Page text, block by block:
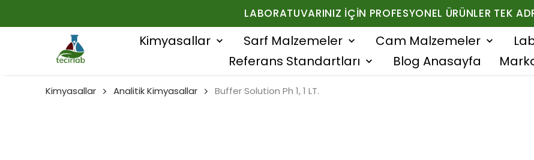
LABORATUVARINIZ İÇIN PROFESYONEL ÜRÜNLER TEK
Kimyasallar Sarf Malzemeler Cam Malzemeler
Referans Standartları
Blog Anasayfa
Kimyasallar Analitik Kimyasallar Buffer Solution Ph 1, 1 LT.